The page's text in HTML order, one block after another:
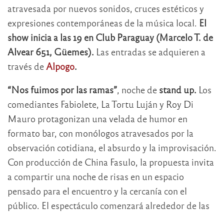
atravesada por nuevos sonidos, cruces estéticos y
expresiones contemporáneas de la música local. El
show inicia a las 19 en Club Paraguay (Marcelo T. de
Alvear 651, Güemes). Las entradas se adquieren a
través de Alpogo.
“Nos fuimos por las ramas”, noche de stand up. Los
comediantes Fabiolete, La Tortu Luján y Roy Di
Mauro protagonizan una velada de humor en
formato bar, con monólogos atravesados por la
observación cotidiana, el absurdo y la improvisación.
Con producción de China Fasulo, la propuesta invita
a compartir una noche de risas en un espacio
pensado para el encuentro y la cercanía con el
público. El espectáculo comenzará alrededor de las